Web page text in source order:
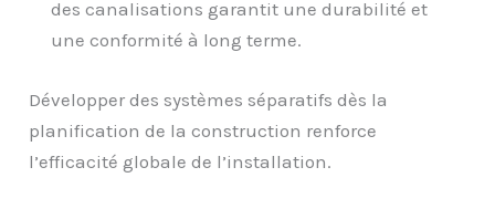
des canalisations garantit une durabilité et
une conformité à long terme.
Développer des systèmes séparatifs dès la
planification de la construction renforce
l’efficacité globale de l’installation.